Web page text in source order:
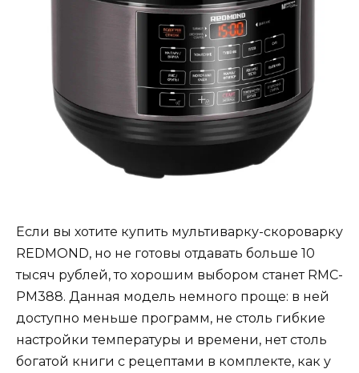
Если вы хотите купить мультиварку-скороварку
REDMOND, но не готовы отдавать больше 10
тысяч рублей, то хорошим выбором станет RMC-
PM388. Данная модель немного проще: в ней
доступно меньше программ, не столь гибкие
настройки температуры и времени, нет столь
богатой книги с рецептами в комплекте, как у